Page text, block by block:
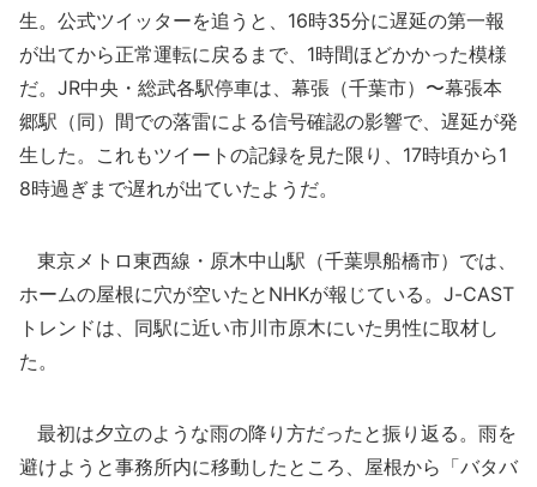
生。公式ツイッターを追うと、16時35分に遅延の第一報
が出てから正常運転に戻るまで、1時間ほどかかった模様
だ。JR中央・総武各駅停車は、幕張（千葉市）〜幕張本
郷駅（同）間での落雷による信号確認の影響で、遅延が発
生した。これもツイートの記録を見た限り、17時頃から1
8時過ぎまで遅れが出ていたようだ。
東京メトロ東西線・原木中山駅（千葉県船橋市）では、
ホームの屋根に穴が空いたとNHKが報じている。J-CAST
トレンドは、同駅に近い市川市原木にいた男性に取材し
た。
最初は夕立のような雨の降り方だったと振り返る。雨を
避けようと事務所内に移動したところ、屋根から「バタバ